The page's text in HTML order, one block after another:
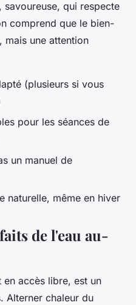
savoureuse, qui respecte
comprend que le bien-
mais une attention
(plusieurs si vous
pour les séances de
un manuel de
naturelle, même en hiver
de l'eau au-
accès libre, est un
Alterner chaleur du